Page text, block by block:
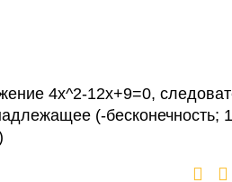
4x^2-12x+9=0,
(-бесконечность;